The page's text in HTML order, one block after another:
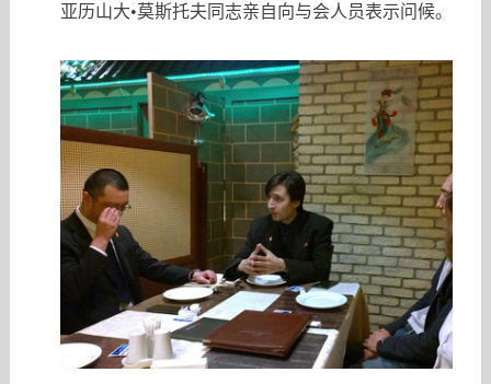
亚历山大•莫斯托夫同志亲自向与会人员表示问候。